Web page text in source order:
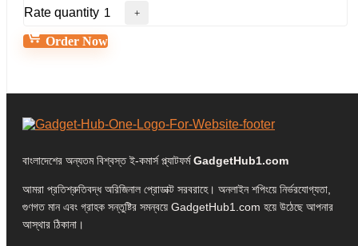
Rate quantity
Order Now
বাংলাদেশের অন্যতম বিশ্বস্ত ই-কমার্স প্ল্যাটফর্মGadgetHub1.com
আমরা প্রতিশ্রুতিবদ্ধ অরিজিনাল প্রোডাক্ট সরবরাহে। অনলাইন শপিংয়ে নির্ভরযোগ্যতা,
গুণগত মান এবং গ্রাহক সন্তুষ্টির সমন্বয়ে GadgetHub1.com হয়ে উঠেছে আপনার
আস্থার ঠিকানা।